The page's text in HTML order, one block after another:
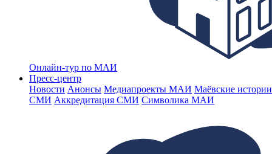
Онлайн-тур по МАИ
Пресс-центр
Новости Анонсы Медиапроекты МАИ Маёвские
СМИ Аккредитация СМИ Символика МАИ